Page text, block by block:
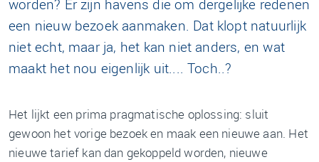
worden? Er zijn havens die om dergelijke redenen
een nieuw bezoek aanmaken. Dat klopt natuurlijk
niet echt, maar ja, het kan niet anders, en wat
maakt het nou eigenlijk uit.... Toch..?
Het lijkt een prima pragmatische oplossing: sluit
gewoon het vorige bezoek en maak een nieuwe aan. Het
nieuwe tarief kan dan gekoppeld worden, nieuwe